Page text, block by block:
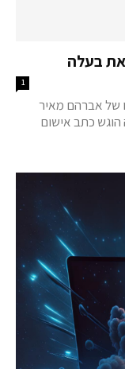
את בעלה
1
של אברהם מאיר
כתב אישום